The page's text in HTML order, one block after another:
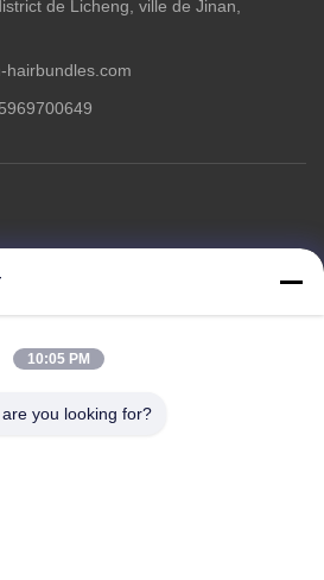
de Licheng, ville de Jinan,
hairbundles.com
une demande de renseignements
Renseignez-vous
10:05 PM
you looking for?